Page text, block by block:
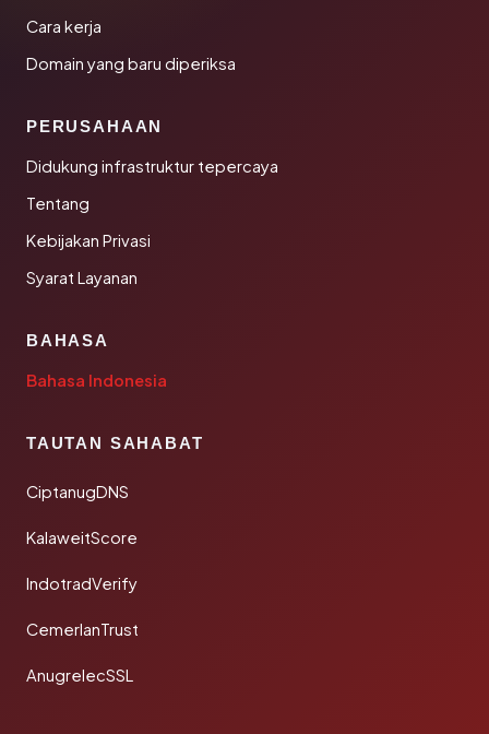
Cara kerja
Domain yang baru diperiksa
PERUSAHAAN
Didukung infrastruktur tepercaya
Tentang
Kebijakan Privasi
Syarat Layanan
BAHASA
Bahasa Indonesia
TAUTAN SAHABAT
CiptanugDNS
KalaweitScore
IndotradVerify
CemerlanTrust
AnugrelecSSL